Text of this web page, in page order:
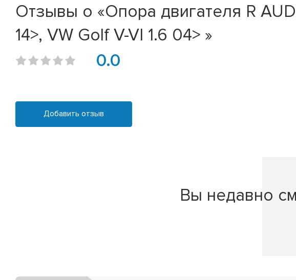
Отзывы о «Опора двигателя R
14>, VW Golf V-VI 1.6 04> »
0.0
Добавить отзыв
Вы недавно